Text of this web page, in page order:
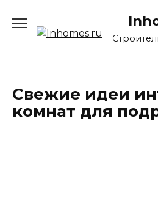
содержанию
Свежие идеи
комнат для